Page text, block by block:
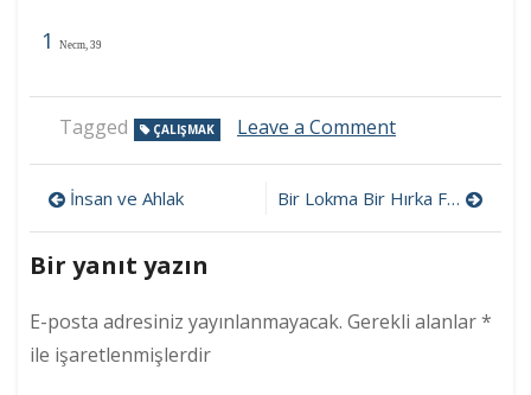
1 Necm, 39
Tagged ÇALIŞMAK Leave a Commenton
Yazı
gezinmesi
İnsan ve Ahlak Bir Lokma Bir Hırka Felsefesi
Bir yanıt yazın
E-posta adresiniz yayınlanmayacak. Gerekli alanlar*
ile işaretlenmişlerdir